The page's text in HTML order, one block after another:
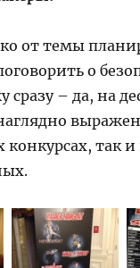
от темы
о
сразу – да, на
так и